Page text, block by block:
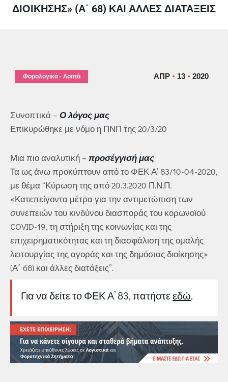
ΔΙΟΊΚΗΣΗΣ» (Α΄ 68) ΚΑΙ ΆΛΛΕΣ ΔΙΑΤΆΞΕΙΣ
ΑΠΡ 13 2020
Φορολογικά - Λοιπά
Συνοπτικά – Ο λόγος μας
Επικυρώθηκε με νόμο η ΠΝΠ της 20/3/20
Μια πιο αναλυτική – προσέγγισή μας
Τα ως άνω προκύπτουν από το ΦΕΚ Α’ 83/10-04-2020,
με θέμα “Κύρωση της από 20.3.2020 Π.Ν.Π.
«Κατεπείγοντα μέτρα για την αντιμετώπιση των
συνεπειών του κινδύνου διασποράς του κορωνοϊού
COVID-19, τη στήριξη της κοινωνίας και της
επιχειρηματικότητας και τη διασφάλιση της ομαλής
λειτουργίας της αγοράς και της δημόσιας διοίκησης»
(Α΄ 68) και άλλες διατάξεις”.
Για να δείτε το ΦΕΚ Α’ 83, πατήστεεδώ.